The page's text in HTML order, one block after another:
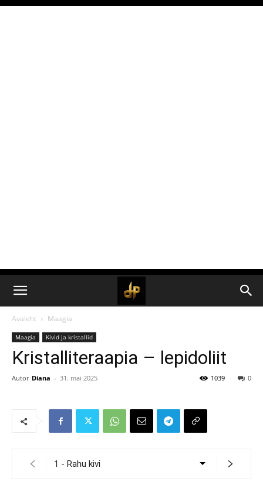
Avaleht Maagia
Maagia Kivid ja kristallid
Kristalliteraapia – lepidoliit
Autor Diana - 31. mai 2025 0
1039